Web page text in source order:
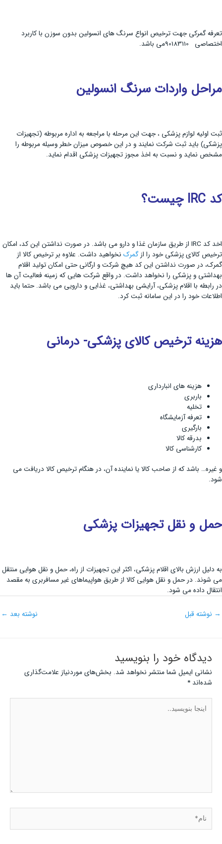
تعرفه گمرکی جهت ترخیص انواع سرنگ های انسولین بدون سوزن با کاربرد
اختصاصی 90183110می باشد.
مراحل واردات سرنگ انسولین
ثبت اولیه لوازم پزشکی ، جهت این مرحله با مراجعه به اداره مربوطه (تجهیزات
پزشکی) باید ثبت شرکت نمایند و در این خصوص میزان خطر وسیله مربوطه را
مشخص نماید و نسبت به اخذ مجوز تجهیزات پزشکی اقدام نماید.
کد چیست؟
اخد کد IRC از طریق سازمان غذا و دارو می باشد. در صورت نداشتن این کد، امکان
ترخیص کالای پزشکی خود را ازگمرک نخواهید داشت. علاوه بر ترخیص کالا از
گمرک، در صورت نداشتن این کد هیچ شرکت و ارگانی حتی امکان تولید اقلام
بهداشتی و پزشکی را نخواهد داشت. در واقع شرکت هایی که زمینه فعالیت آن ها
در رابطه با اقلام پزشکی، آرایشی بهداشتی، غذایی و دارویی می باشد. حتما باید
اطلاعات خود را در این سامانه ثبت کرد.
هزینه ترخیص کالای پزشکی- درمانی
هزینه های انبارداری
باربری
تخلیه
تعرفه آزمایشگاه
بارگیری
بدرقه کالا
کارشناسی کالا
و غیره… باشد که از صاحب کالا یا نماینده آن، در هنگام ترخیص کالا دریافت می
شود.
حمل و نقل تجهیزات پزشکی
به دلیل ارزش بالای اقلام پزشکی، اکثر این تجهیزات از راه، حمل و نقل هوایی منتقل
می شوند. در حمل و نقل هوایی کالا از طریق هواپیماهای غیر مسافربری به مقصد
انتقال داده می شود.
→ نوشته قبل نوشته بعد ←
دیدگاه‌ خود را بنویسید
نشانی ایمیل شما منتشر نخواهد شد. بخش‌های موردنیاز علامت‌گذاری
شده‌اند*
بنویسید..